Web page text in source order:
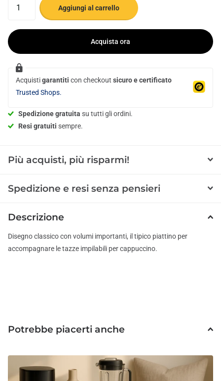
Aggiungi al carrello
Acquista ora
Acquistigarantiti con checkout sicuro e certificato
Trusted Shops.
Spedizione gratuita su tutti gli ordini.
Resi gratuiti sempre.
Più acquisti, più risparmi!
Spedizione e resi senza pensieri
Descrizione
Disegno classico con volumi importanti, il tipico piattino per
accompagnare le tazze impilabili per cappuccino.
Potrebbe piacerti anche